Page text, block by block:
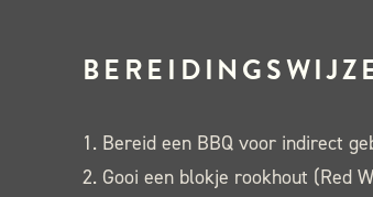
Bereid een BBQ voor indirect
Gooi een blokje rookhout (Red